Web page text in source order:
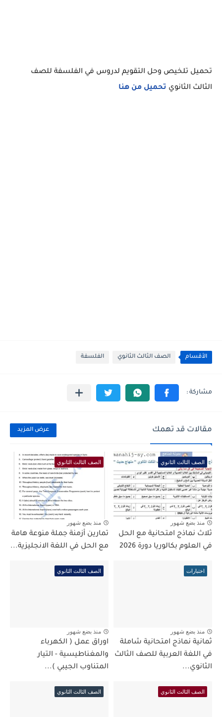
تحميل تلخيص وحل التقويم لدروس في الفلسفة للصف
الثالث الثانوي تحميل من هنا
الأقسام الصف الثالث الثانوي الفلسفة
مقالات قد تهمك عرض المزيد
الصف الثالث الثانوي
منذ بضع شهور
ثلاث نماذج امتحانية مع الحل
في العلوم بكالوريا دورة 2026
الصف الثالث الثانوي
منذ بضع شهور
تمارين أزمنة جملة منوعة هامة
مع الحل في اللغة الانجليزية...
اختبارات
منذ بضع شهور
ثمانية نماذج امتحانية شاملة
في اللغة العربية للصف الثالث
الثانوي...
الصف الثالث الثانوي
منذ بضع شهور
اوراق عمل ( الكهرباء
والمغناطيسية - التيار
المتناوب الجيبي )...
الصف الثالث الثانوي الصف الثالث الثانوي